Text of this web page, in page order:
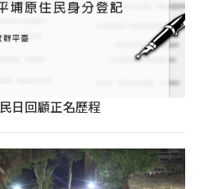
日回顧正名歷程